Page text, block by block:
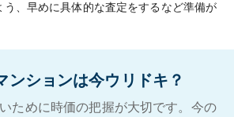
う、早めに具体的な査定をするなど準備が
ンションは今ウリドキ？
ために時価の把握が大切です。今の